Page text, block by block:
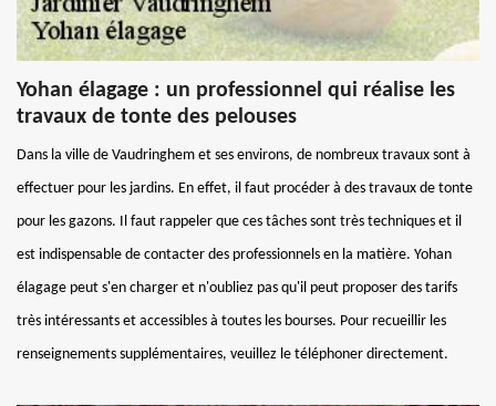
Yohan élagage : un professionnel qui réalise les
travaux de tonte des pelouses
Dans la ville de Vaudringhem et ses environs, de nombreux travaux sont à
effectuer pour les jardins. En effet, il faut procéder à des travaux de tonte
pour les gazons. Il faut rappeler que ces tâches sont très techniques et il
est indispensable de contacter des professionnels en la matière. Yohan
élagage peut s'en charger et n'oubliez pas qu'il peut proposer des tarifs
très intéressants et accessibles à toutes les bourses. Pour recueillir les
renseignements supplémentaires, veuillez le téléphoner directement.